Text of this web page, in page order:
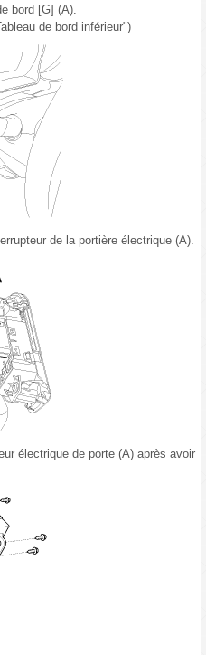
bord [G] (A).
de bord inférieur")
de la portière électrique (A).
électrique de porte (A) après avoir